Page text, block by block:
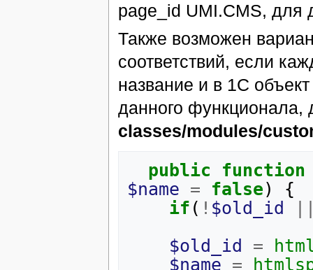
page_id UMI.CMS, для
Также возможен
соответствий, если
название и в 1С
данного
classes/modules/
public
function
$name = false)
{
if ( ! $old_id
$old_id
=
$name =